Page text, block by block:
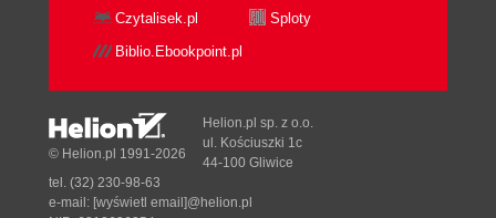
Czytalisek.pl
Sploty
Biblio.Ebookpoint.pl
© Helion.pl 1991-2026
Helion.pl sp. z o.o.
ul. Kościuszki 1c
44-100 Gliwice
tel. (32) 230-98-63
e-mail: [wyświetl email]@helion.pl